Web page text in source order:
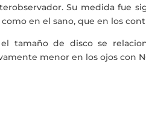
Su medida fue
en el sano, que en los
tamaño de disco se
menor en los ojos con